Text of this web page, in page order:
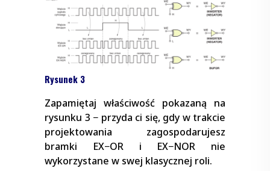
Rysunek 3
Zapamiętaj właściwość pokazaną na
rysunku 3 − przyda ci się, gdy w trakcie
projektowania zagospodarujesz
bramki EX−OR i EX−NOR nie
wykorzystane w swej klasycznej roli.